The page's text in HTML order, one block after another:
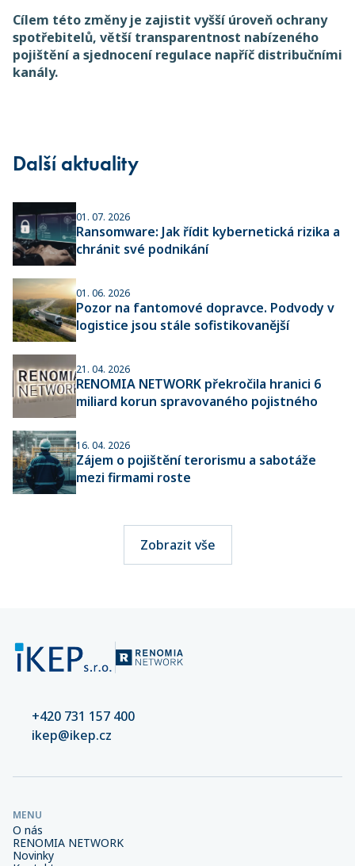
Cílem této změny je zajistit vyšší úroveň ochrany
spotřebitelů, větší transparentnost nabízeného
pojištění a sjednocení regulace napříč distribučními
kanály.
Další aktuality
01. 07. 2026
Ransomware: Jak řídit kybernetická rizika a
chránit své podnikání
01. 06. 2026
Pozor na fantomové dopravce. Podvody v
logistice jsou stále sofistikovanější
21. 04. 2026
RENOMIA NETWORK překročila hranici 6
miliard korun spravovaného pojistného
16. 04. 2026
Zájem o pojištění terorismu a sabotáže
mezi firmami roste
Zobrazit vše
+420 731 157 400
ikep@ikep.cz
MENU
O nás
RENOMIA NETWORK
Novinky